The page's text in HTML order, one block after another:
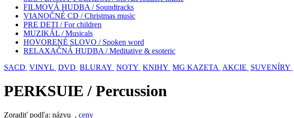
FILMOVÁ HUDBA / Soundtracks
VIANOČNÉ CD / Christmas music
PRE DETI / For children
MUZIKÁL / Musicals
HOVORENÉ SLOVO / Spoken word
RELAXAČNÁ HUDBA / Meditative & esoteric
SACD VINYL DVD BLURAY NOTY KNIHY MG KAZETA AKCIE SUVENÍRY
PERKSUIE / Percussion
Zoradiť podľa: názvu , ceny